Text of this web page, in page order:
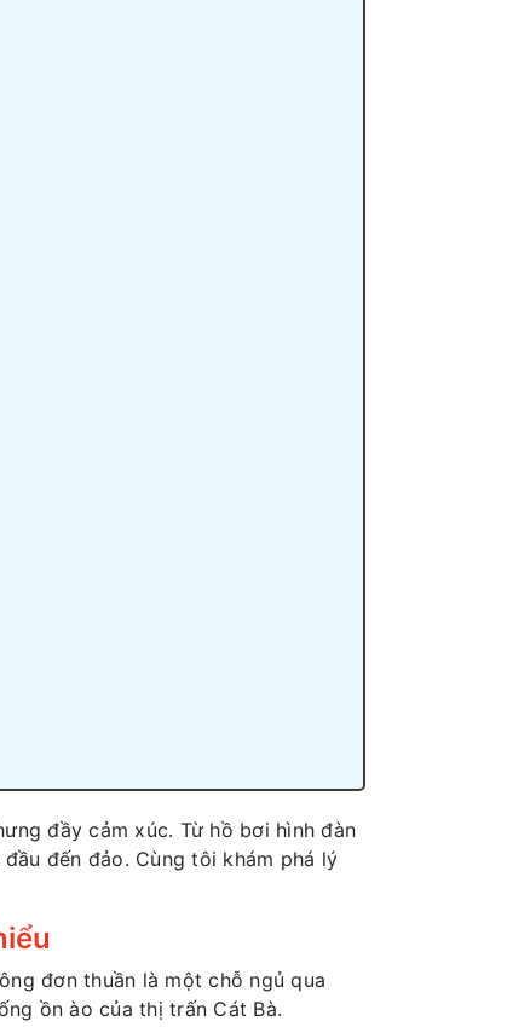
đầy cảm xúc. Từ hồ bơi hình đàn
đến đảo. Cùng tôi khám phá lý
đơn thuần là một chỗ ngủ qua
ồn ào của thị trấn Cát Bà.